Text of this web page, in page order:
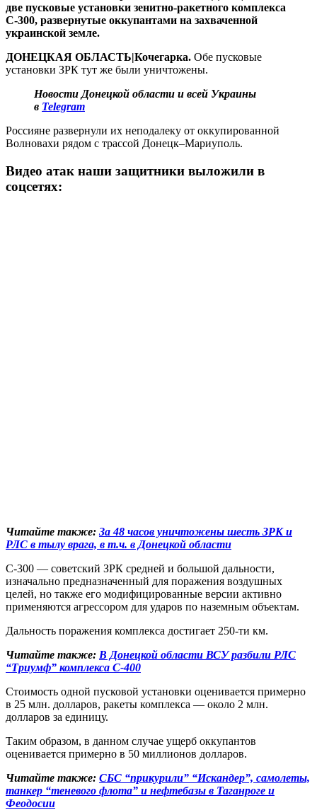
две пусковые установки зенитно-ракетного комплекса
С-300, развернутые оккупантами на захваченной
украинской земле.
ДОНЕЦКАЯ ОБЛАСТЬ|Кочегарка. Обе пусковые
установки ЗРК тут же были уничтожены.
Новости Донецкой области и всей Украины
в Telegram
Россияне развернули их неподалеку от оккупированной
Волновахи рядом с трассой Донецк–Мариуполь.
Видео атак наши защитники выложили в
соцсетях:
Читайте также: За 48 часов уничтожены шесть ЗРК и
РЛС в тылу врага, в т.ч. в Донецкой области
С-300 — советский ЗРК средней и большой дальности,
изначально предназначенный для поражения воздушных
целей, но также его модифицированные версии активно
применяются агрессором для ударов по наземным объектам.
Дальность поражения комплекса достигает 250-ти км.
Читайте также: В Донецкой области ВСУ разбили РЛС
“Триумф” комплекса С-400
Стоимость одной пусковой установки оценивается примерно
в 25 млн. долларов, ракеты комплекса — около 2 млн.
долларов за единицу.
Таким образом, в данном случае ущерб оккупантов
оценивается примерно в 50 миллионов долларов.
Читайте также: СБС “прикурили” “Искандер”, самолеты,
танкер “теневого флота” и нефтебазы в Таганроге и
Феодосии